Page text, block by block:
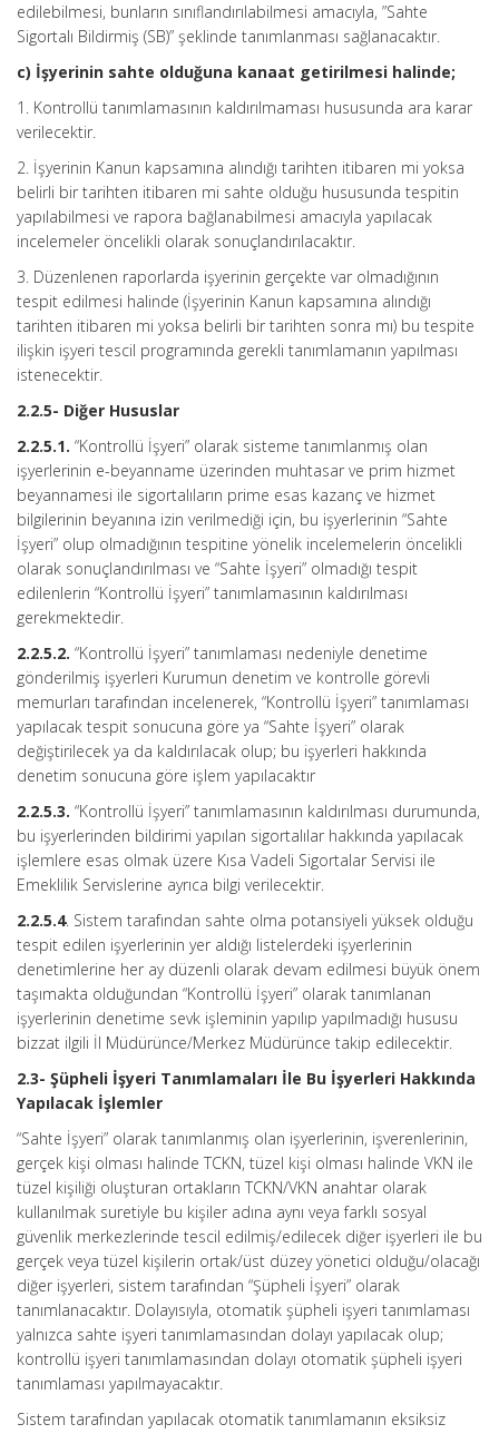
edilebilmesi, bunların sınıflandırılabilmesi amacıyla, ”Sahte
Sigortalı Bildirmiş (SB)” şeklinde tanımlanması sağlanacaktır.
c) İşyerinin sahte olduğuna kanaat getirilmesi halinde;
1. Kontrollü tanımlamasının kaldırılmaması hususunda ara karar
verilecektir.
2. İşyerinin Kanun kapsamına alındığı tarihten itibaren mi yoksa
belirli bir tarihten itibaren mi sahte olduğu hususunda tespitin
yapılabilmesi ve rapora bağlanabilmesi amacıyla yapılacak
incelemeler öncelikli olarak sonuçlandırılacaktır.
3. Düzenlenen raporlarda işyerinin gerçekte var olmadığının
tespit edilmesi halinde (İşyerinin Kanun kapsamına alındığı
tarihten itibaren mi yoksa belirli bir tarihten sonra mı) bu tespite
ilişkin işyeri tescil programında gerekli tanımlamanın yapılması
istenecektir.
2.2.5- Diğer Hususlar
2.2.5.1. “Kontrollü İşyeri” olarak sisteme tanımlanmış olan
işyerlerinin e-beyanname üzerinden muhtasar ve prim hizmet
beyannamesi ile sigortalıların prime esas kazanç ve hizmet
bilgilerinin beyanına izin verilmediği için, bu işyerlerinin “Sahte
İşyeri” olup olmadığının tespitine yönelik incelemelerin öncelikli
olarak sonuçlandırılması ve “Sahte İşyeri” olmadığı tespit
edilenlerin “Kontrollü İşyeri” tanımlamasının kaldırılması
gerekmektedir.
2.2.5.2. “Kontrollü İşyeri” tanımlaması nedeniyle denetime
gönderilmiş işyerleri Kurumun denetim ve kontrolle görevli
memurları tarafından incelenerek, “Kontrollü İşyeri” tanımlaması
yapılacak tespit sonucuna göre ya “Sahte İşyeri” olarak
değiştirilecek ya da kaldırılacak olup; bu işyerleri hakkında
denetim sonucuna göre işlem yapılacaktır
2.2.5.3. “Kontrollü İşyeri” tanımlamasının kaldırılması durumunda,
bu işyerlerinden bildirimi yapılan sigortalılar hakkında yapılacak
işlemlere esas olmak üzere Kısa Vadeli Sigortalar Servisi ile
Emeklilik Servislerine ayrıca bilgi verilecektir.
2.2.5.4. Sistem tarafından sahte olma potansiyeli yüksek olduğu
tespit edilen işyerlerinin yer aldığı listelerdeki işyerlerinin
denetimlerine her ay düzenli olarak devam edilmesi büyük önem
taşımakta olduğundan “Kontrollü İşyeri” olarak tanımlanan
işyerlerinin denetime sevk işleminin yapılıp yapılmadığı hususu
bizzat ilgili İl Müdürünce/Merkez Müdürünce takip edilecektir.
2.3- Şüpheli İşyeri Tanımlamaları İle Bu İşyerleri Hakkında
Yapılacak İşlemler
“Sahte İşyeri” olarak tanımlanmış olan işyerlerinin, işverenlerinin,
gerçek kişi olması halinde TCKN, tüzel kişi olması halinde VKN ile
tüzel kişiliği oluşturan ortakların TCKN/VKN anahtar olarak
kullanılmak suretiyle bu kişiler adına aynı veya farklı sosyal
güvenlik merkezlerinde tescil edilmiş/edilecek diğer işyerleri ile bu
gerçek veya tüzel kişilerin ortak/üst düzey yönetici olduğu/olacağı
diğer işyerleri, sistem tarafından “Şüpheli İşyeri” olarak
tanımlanacaktır. Dolayısıyla, otomatik şüpheli işyeri tanımlaması
yalnızca sahte işyeri tanımlamasından dolayı yapılacak olup;
kontrollü işyeri tanımlamasından dolayı otomatik şüpheli işyeri
tanımlaması yapılmayacaktır.
Sistem tarafından yapılacak otomatik tanımlamanın eksiksiz